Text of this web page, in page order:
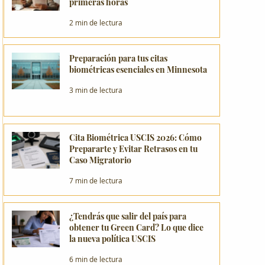
2 min de lectura
Preparación para tus citas
biométricas esenciales en Minnesota
3 min de lectura
Cita Biométrica USCIS 2026: Cómo
Prepararte y Evitar Retrasos en tu
Caso Migratorio
7 min de lectura
¿Tendrás que salir del país para
obtener tu Green Card? Lo que dice
la nueva política USCIS
6 min de lectura